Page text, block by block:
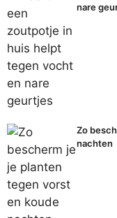
nare
Zo
nachten